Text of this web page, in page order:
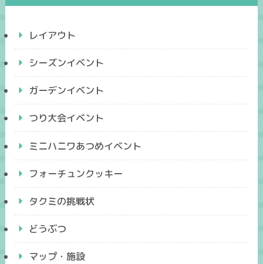
レイアウト
シーズンイベント
ガーデンイベント
つり大会イベント
ミニハニワあつめイベント
フォーチュンクッキー
タクミの挑戦状
どうぶつ
マップ・施設